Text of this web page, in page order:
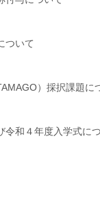
ついて
）採択課題に
令和４年度入学式に